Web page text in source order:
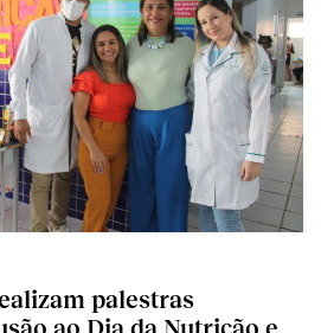
palestras
ao Dia da Nutrição e